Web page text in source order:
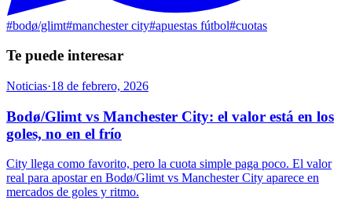
#bodø/glimt#manchester city#apuestas fútbol#cuotas
Te puede interesar
Noticias·18 de febrero, 2026
Bodø/Glimt vs Manchester City: el valor está en los
goles, no en el frío
City llega como favorito, pero la cuota simple paga poco. El valor
real para apostar en Bodø/Glimt vs Manchester City aparece en
mercados de goles y ritmo.